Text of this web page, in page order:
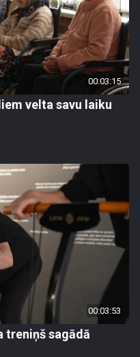
00:03:15
velta savu laiku
00:03:53
treniņš sagādā